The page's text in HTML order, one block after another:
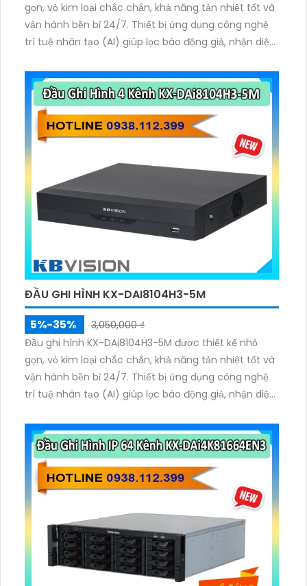
gọn, vỏ kim loại chắc chắn, khả năng tản nhiệt tốt và
vận hành bền bỉ 24/7. Thiết bị ứng dụng công nghệ
trí tuệ nhân tạo (AI) giúp lọc báo động giả, nhận diện
dùng dễ dàng tìm kiếm dữ liệu nhanh chóng.
ĐẦU GHI HÌNH KX-DAI8104H3-5M
5%-35%
3,050,000 ₫
Đầu ghi hình KX-DAi8104H3-5M được thiết kế nhỏ
gọn, vỏ kim loại chắc chắn, khả năng tản nhiệt tốt và
vận hành bền bỉ 24/7. Thiết bị ứng dụng công nghệ
trí tuệ nhân tạo (AI) giúp lọc báo động giả, nhận diện
dùng dễ dàng tìm kiếm dữ liệu nhanh chóng.